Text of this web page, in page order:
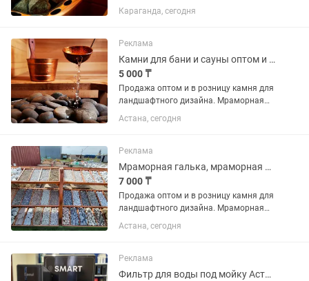
крошка, мраморная галька, Цветные
камни, Морская галька, речная галька,
кора лиственницы),...
Караганда, сегодня
Реклама
Камни для бани и сауны оптом и в розницу
5 000 ₸
Продажа оптом и в розницу камня для
ландшафтного дизайна. Мраморная
крошка, мраморная галька, Цветные
камни, Морская галька, речная галька,
кора лиственницы),...
Астана, сегодня
Реклама
Мраморная галька, мраморная крошка, Цветные камни для ландшафта.
7 000 ₸
Продажа оптом и в розницу камня для
ландшафтного дизайна. Мраморная
крошка, мраморная галька, Цветные
камни, Морская галька, речная галька,
кора лиственницы),...
Астана, сегодня
Реклама
Фильтр для воды под мойку Астана Косшы установка